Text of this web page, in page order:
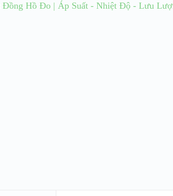
Đồng Hồ Đo | Áp Suất - Nhiệt Độ - Lưu